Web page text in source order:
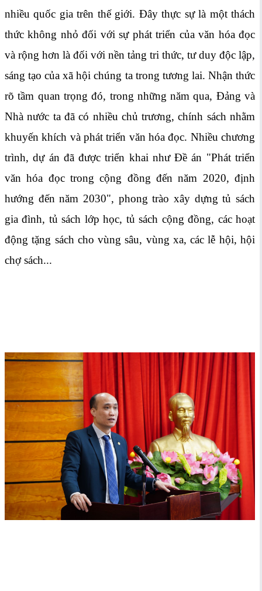
nhiều quốc gia trên thế giới. Đây thực sự là một thách
thức không nhỏ đối với sự phát triển của văn hóa đọc
và rộng hơn là đối với nền tảng tri thức, tư duy độc lập,
sáng tạo của xã hội chúng ta trong tương lai. Nhận thức
rõ tầm quan trọng đó, trong những năm qua, Đảng và
Nhà nước ta đã có nhiều chủ trương, chính sách nhằm
khuyến khích và phát triển văn hóa đọc. Nhiều chương
trình, dự án đã được triển khai như Đề án "Phát triển
văn hóa đọc trong cộng đồng đến năm 2020, định
hướng đến năm 2030", phong trào xây dựng tủ sách
gia đình, tủ sách lớp học, tủ sách cộng đồng, các hoạt
động tặng sách cho vùng sâu, vùng xa, các lễ hội, hội
chợ sách...